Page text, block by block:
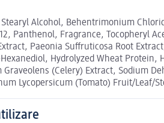
Alcohol, Behentrimonium
Panthenol, Fragrance, Tocopheryl
Paeonia Suffruticosa Root
Hydrolyzed Wheat
(Celery) Extract, Sodium
Lycopersicum (Tomato) Fruit/